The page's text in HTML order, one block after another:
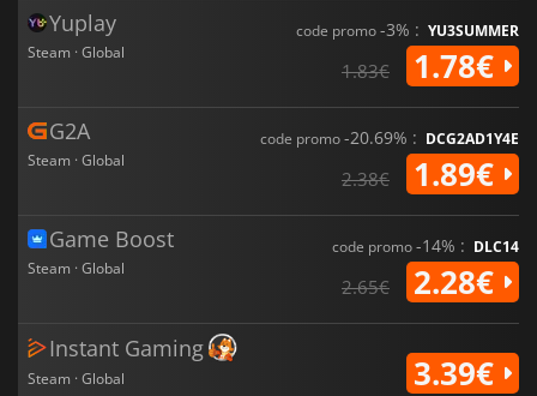
Yuplay
Steam · Global
code promo-3% : YU3SUMMER
1.83€ 1.78€
G2A
Steam · Global
code promo-20.69% : DCG2AD1Y4E
2.38€ 1.89€
Game Boost
Steam · Global
code promo-14% : DLC14
2.65€ 2.28€
Instant Gaming
Steam · Global 3.39€